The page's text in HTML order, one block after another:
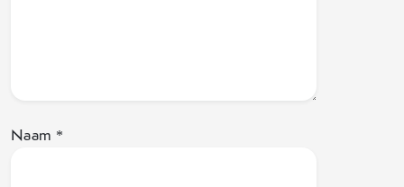
Naam *